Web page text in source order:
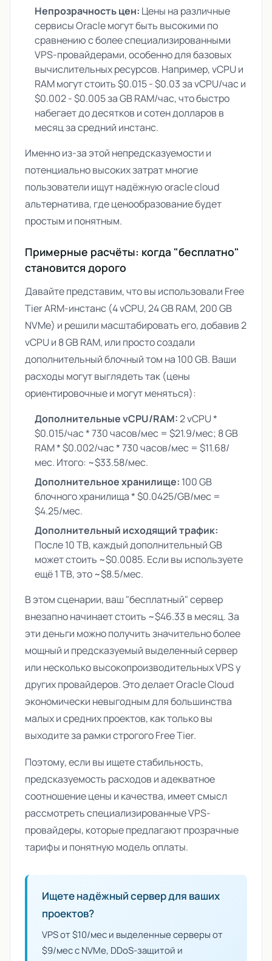
Непрозрачность цен: Цены на различные
сервисы Oracle могут быть высокими по
сравнению с более специализированными
VPS-провайдерами, особенно для базовых
вычислительных ресурсов. Например, vCPU и
RAM могут стоить $0.015 - $0.03 за vCPU/час и
$0.002 - $0.005 за GB RAM/час, что быстро
набегает до десятков и сотен долларов в
месяц за средний инстанс.
Именно из-за этой непредсказуемости и
потенциально высоких затрат многие
пользователи ищут надёжнуюoracle cloud
альтернатива, где ценообразование будет
простым и понятным.
Примерные расчёты: когда "бесплатно"
становится дорого
Давайте представим, что вы использовали Free
Tier ARM-инстанс (4 vCPU, 24 GB RAM, 200 GB
NVMe) и решили масштабировать его, добавив 2
vCPU и 8 GB RAM, или просто создали
дополнительный блочный том на 100 GB. Ваши
расходы могут выглядеть так (цены
ориентировочные и могут меняться):
Дополнительные vCPU/RAM:2 vCPU *
$0.015/час * 730 часов/мес = $21.9/мес; 8 GB
RAM * $0.002/час * 730 часов/мес = $11.68/
мес. Итого: ~$33.58/мес.
Дополнительное хранилище: 100 GB
блочного хранилища * $0.0425/GB/мес =
$4.25/мес.
Дополнительный исходящий трафик:
После 10 TB, каждый дополнительный GB
может стоить ~$0.0085. Если вы используете
ещё 1 TB, это ~$8.5/мес.
В этом сценарии, ваш "бесплатный" сервер
внезапно начинает стоить ~$46.33 в месяц. За
эти деньги можно получить значительно более
мощный и предсказуемый выделенный сервер
или несколько высокопроизводительных VPS у
других провайдеров. Это делает Oracle Cloud
экономически невыгодным для большинства
малых и средних проектов, как только вы
выходите за рамки строгого Free Tier.
Поэтому, если вы ищете стабильность,
предсказуемость расходов и адекватное
соотношение цены и качества, имеет смысл
рассмотреть специализированные VPS-
провайдеры, которые предлагают прозрачные
тарифы и понятную модель оплаты.
Ищете надёжный сервер для ваших
проектов?
VPS от $10/мес и выделенные серверы от
$9/мес с NVMe, DDoS-защитой и